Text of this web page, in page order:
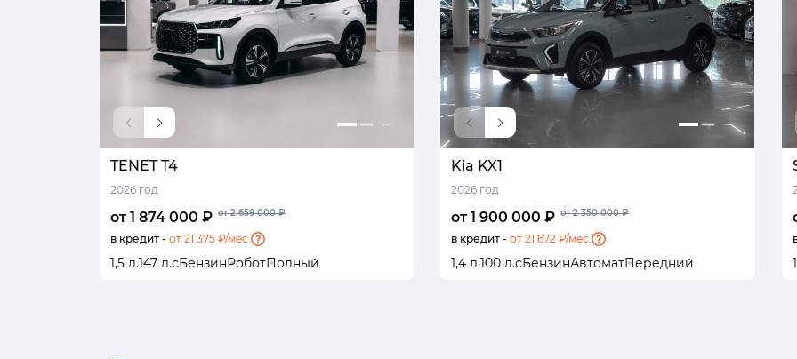
TENET T4
2026 год
от 1 874 000 ₽ от 2 659 000 ₽
в кредит - от 21 375 ₽/мес.
1,5 л.147 л.сБензинРоботПолный
Kia KX1
2026 год
от 1 900 000 ₽ от 2 350 000 ₽
в кредит - от 21 672 ₽/мес.
1,4 л.100 л.сБензинАвтоматПередний